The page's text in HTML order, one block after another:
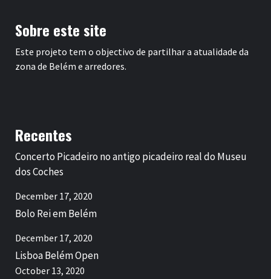
Sobre este site
Este projeto tem o objectivo de partilhar a atualidade da
zona de Belém e arredores.
Recentes
Concerto Picadeiro no antigo picadeiro real do Museu
dos Coches
December 17, 2020
Bolo Rei em Belém
December 17, 2020
Lisboa Belém Open
October 13, 2020